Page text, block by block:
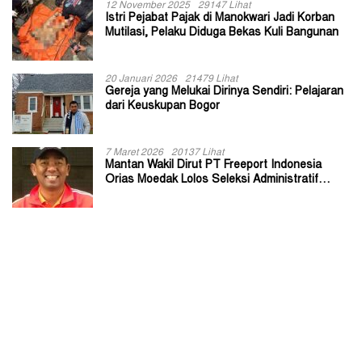
12 November 2025 29147 Lihat
Istri Pejabat Pajak di Manokwari Jadi Korban
Mutilasi, Pelaku Diduga Bekas Kuli Bangunan
20 Januari 2026 21479 Lihat
Gereja yang Melukai Dirinya Sendiri: Pelajaran
dari Keuskupan Bogor
7 Maret 2026 20137 Lihat
Mantan Wakil Dirut PT Freeport Indonesia
Orias Moedak Lolos Seleksi Administratif